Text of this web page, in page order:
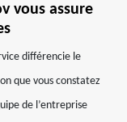
vous assure
différencie le
que vous constatez
de l’entreprise